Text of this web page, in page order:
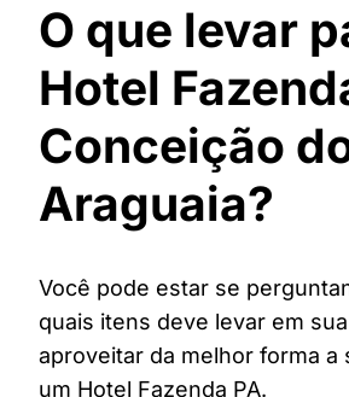
O que levar
Hotel
Conceição
Araguaia?
Você pode estar se
quais itens deve levar em
aproveitar da melhor forma a
um Hotel Fazenda PA.